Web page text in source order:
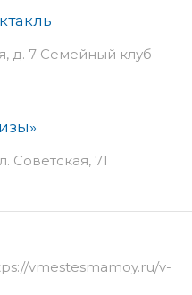
д. 7 Семейный клуб
Советская, 71
vmestesmamoy.ru/v-